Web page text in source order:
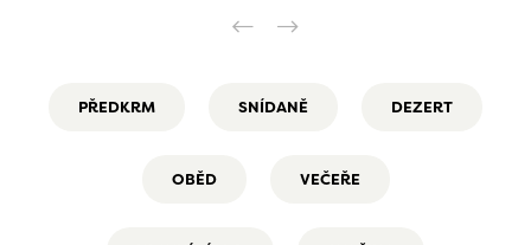
PŘEDKRM SNÍDANĚ DEZERT
OBĚD VEČEŘE